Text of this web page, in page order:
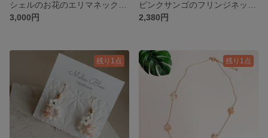
3,000円
2,380円
残り1点 残り1点